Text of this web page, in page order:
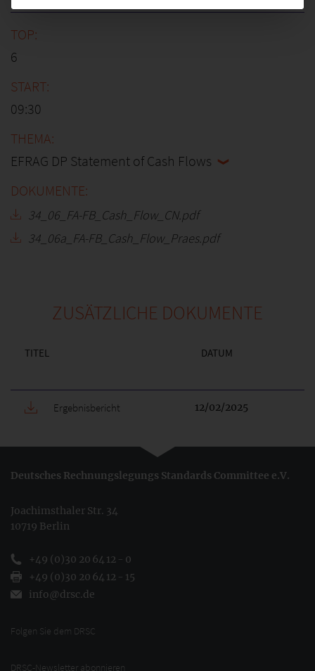
6
09:30
EFRAG DP Statement of Cash Flows
34_06_FA-FB_Cash_Flow_CN.pdf
34_06a_FA-FB_Cash_Flow_Praes.pdf
ZUSÄTZLICHE DOKUMENTE
TITEL DATUM
Ergebnisbericht 12/02/2025
Deutsches Rechnungslegungs Standards Committee e.V.
Joachimsthaler Str. 34
10719 Berlin
+49 (0)30 20 64 12 - 0
+49 (0)30 20 64 12 - 15
info@drsc.de
Folgen Sie dem DRSC
DRSC-Newsletter abonnieren